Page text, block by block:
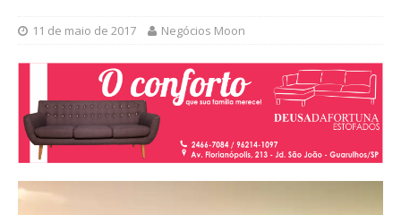
11 de maio de 2017 Negócios Moon